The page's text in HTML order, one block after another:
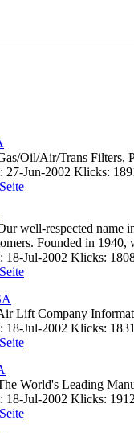
Oil/Air/Trans Filters,
27-Jun-2002 Klicks:
well-respected name
Founded in
18-Jul-2002 Klicks:
Lift Company
18-Jul-2002 Klicks: 1831
World's Leading
18-Jul-2002 Klicks: 1912